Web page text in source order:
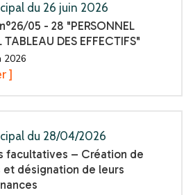
du 26 juin 2026
05 - 28 "PERSONNEL
DES EFFECTIFS"
2026
]
du 28/04/2026
facultatives – Création de
et désignation de leurs